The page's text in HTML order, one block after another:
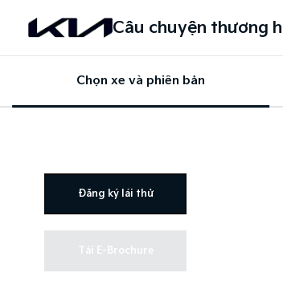
Câu chuyện thương
Chọn xe và phiên bản
Đăng ký lái thử
Tải E-Brochure